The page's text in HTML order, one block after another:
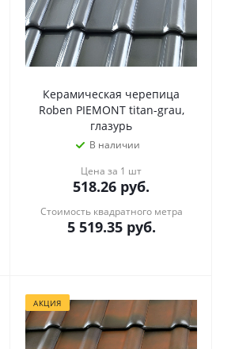
Керамическая черепица
Roben PIEMONT titan-grau,
глазурь
В наличии
Цена за 1 шт
518.26 руб.
Стоимость квадратного метра
5 519.35руб.
АКЦИЯ